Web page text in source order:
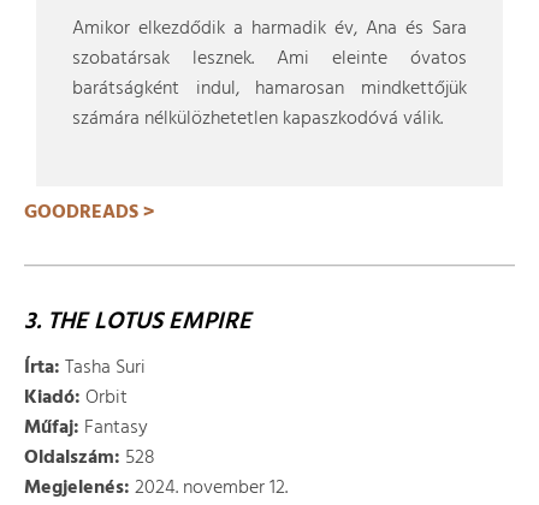
Amikor elkezdődik a harmadik év, Ana és Sara
szobatársak lesznek. Ami eleinte óvatos
barátságként indul, hamarosan mindkettőjük
számára nélkülözhetetlen kapaszkodóvá válik.
GOODREADS >
3. THE LOTUS EMPIRE
Írta:Tasha Suri
Kiadó:Orbit
Műfaj: Fantasy
Oldalszám: 528
Megjelenés:2024. november 12.